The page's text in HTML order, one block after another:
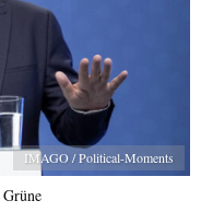
IMAGO / Political-Moments